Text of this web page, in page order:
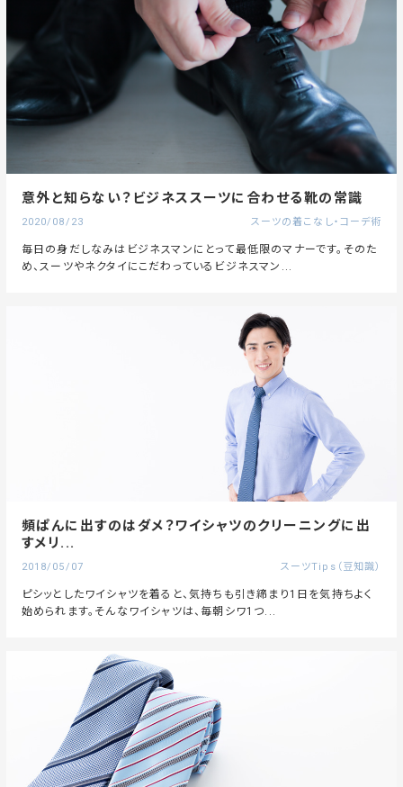
意外と知らない？ビジネススーツに合わせる靴の常識
2020/08/23 スーツの着こなし・コーデ術
毎日の身だしなみはビジネスマンにとって最低限のマナーです。そのた
め、スーツやネクタイにこだわっているビジネスマン...
頻ぱんに出すのはダメ？ワイシャツのクリーニングに出
すメリ...
2018/05/07 スーツTips（豆知識）
ピシッとしたワイシャツを着ると、気持ちも引き締まり1日を気持ちよく
始められます。そんなワイシャツは、毎朝シワ1つ...